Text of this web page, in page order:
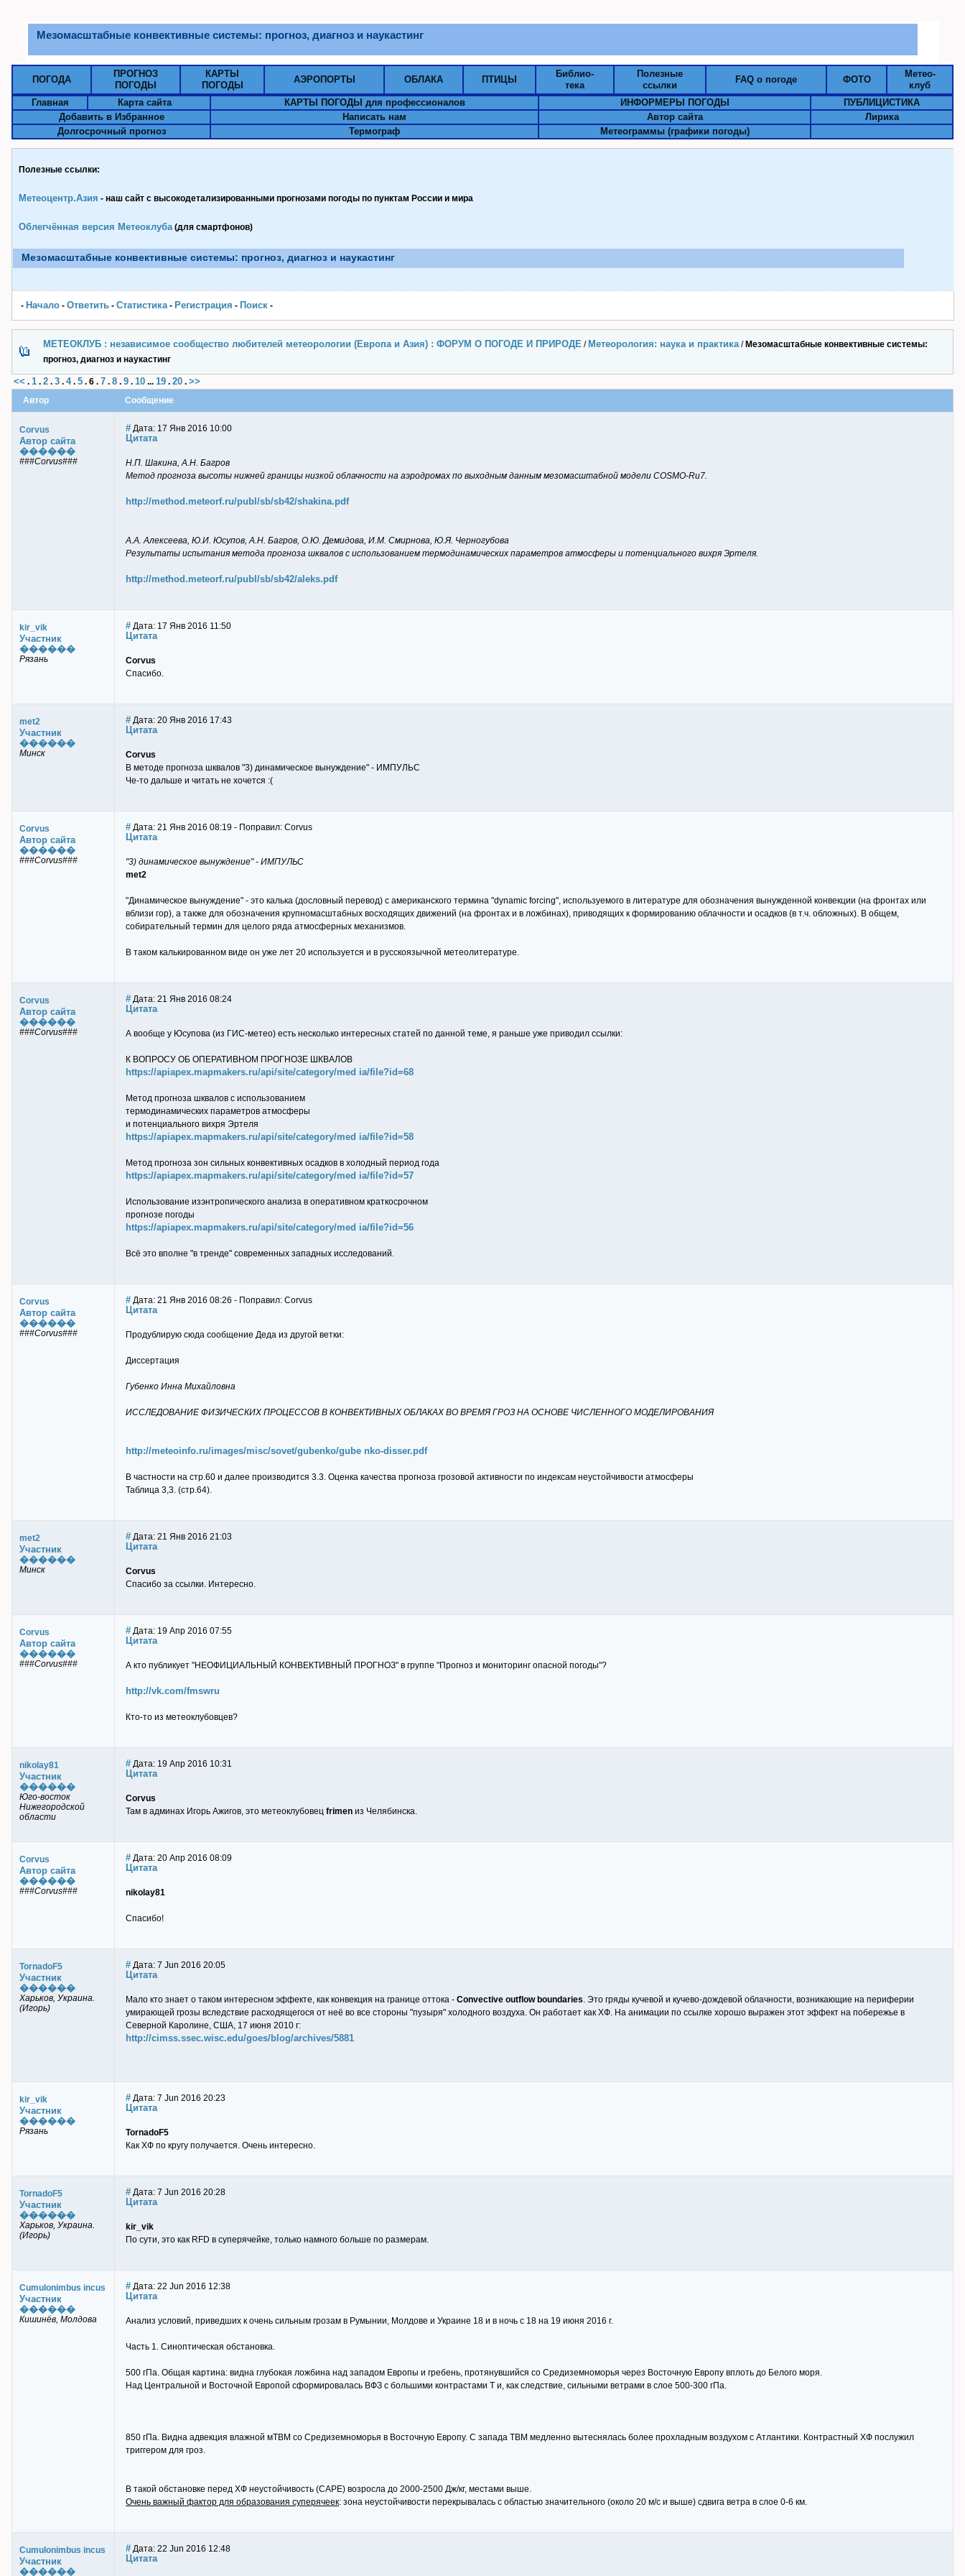
Мезомасштабные конвективные системы: прогноз, диагноз и наукастинг
ПОГОДА
ПРОГНОЗ
ПОГОДЫ
КАРТЫ
ПОГОДЫ
АЭРОПОРТЫ ОБЛАКА ПТИЦЫ
Библио-
тека
Полезные
ссылки
FAQ о погоде ФОТО
Метео-
клуб
Главная
Карта сайта КАРТЫ ПОГОДЫ для профессионалов ИНФОРМЕРЫ ПОГОДЫ
ПУБЛИЦИСТИКА
Добавить в Избранное
Написать нам Автор сайта
Лирика
Долгосрочный прогноз
Термограф Метеограммы (графики погоды)
Полезные ссылки:
Метеоцентр.Азия - наш сайт с высокодетализированными прогнозами погоды по пунктам Pоссии и мира
Облегчённая версия Метеоклуба(для смартфонов)
Мезомасштабные конвективные системы: прогноз, диагноз и наукастинг
- Начало - Ответить - Статистика- Pегистрация - Поиск -
МЕТЕОКЛУБ : независимое сообщество любителей метеорологии (Европа и Азия) : ФОРУМ О ПОГОДЕ И ПРИРОДЕ / Метеорология: наука и практика/ Мезомасштабные конвективные системы:
прогноз, диагноз и наукастинг
<< . 1 . 2 . 3 . 4. 5 . 6 . 7 . 8 . 9 . 10 ... 19 . 20 . >>
Автор Сообщение
Corvus
Автор сайта
������
###Corvus###
# Дата: 17 Янв 2016 10:00
Цитата
Н.П. Шакина, А.Н. Багров
Метод прогноза высоты нижней границы низкой облачности на аэродромах по выходным данным мезомасштабной модели COSMO-Ru7.
http://method.meteorf.ru/publ/sb/sb42/shakina.pdf
А.А. Алексеева, Ю.И. Юсупов, А.Н. Багров, О.Ю. Демидова, И.М. Смирнова, Ю.Я. Черногубова
Результаты испытания метода прогноза шквалов с использованием термодинамических параметров атмосферы и потенциального вихря Эртеля.
http://method.meteorf.ru/publ/sb/sb42/aleks.pdf
kir_vik
Участник
������
Рязань
# Дата: 17 Янв 2016 11:50
Цитата
Corvus
Спасибо.
met2
Участник
������
Минск
# Дата: 20 Янв 2016 17:43
Цитата
Corvus
В методе прогноза шквалов "3) динамическое вынуждение" - ИМПУЛЬС
Че-то дальше и читать не хочется :(
Corvus
Автор сайта
������
###Corvus###
# Дата: 21 Янв 2016 08:19 - Поправил: Corvus
Цитата
"3) динамическое вынуждение" - ИМПУЛЬС
met2
"Динамическое вынуждение" - это калька (дословный перевод) с американского термина "dynamic forcing", используемого в литературе для обозначения вынужденной конвекции (на фронтах или
вблизи гор), а также для обозначения крупномасштабных восходящих движений (на фронтах и в ложбинах), приводящих к формированию облачности и осадков (в т.ч. обложных). В общем,
собирательный термин для целого ряда атмосферных механизмов.
В таком калькированном виде он уже лет 20 используется и в русскоязычной метеолитературе.
Corvus
Автор сайта
������
###Corvus###
# Дата: 21 Янв 2016 08:24
Цитата
А вообще у Юсупова (из ГИС-метео) есть несколько интересных статей по данной теме, я раньше уже приводил ссылки:
К ВОПРОСУ ОБ ОПЕРАТИВНОМ ПРОГНОЗЕ ШКВАЛОВ
https://apiapex.mapmakers.ru/api/site/category/med ia/file?id=68
Метод прогноза шквалов с использованием
термодинамических параметров атмосферы
и потенциального вихря Эртеля
https://apiapex.mapmakers.ru/api/site/category/med ia/file?id=58
Метод прогноза зон сильных конвективных осадков в холодный период года
https://apiapex.mapmakers.ru/api/site/category/med ia/file?id=57
Использование изэнтропического анализа в оперативном краткосрочном
прогнозе погоды
https://apiapex.mapmakers.ru/api/site/category/med ia/file?id=56
Всё это вполне "в тренде" современных западных исследований.
Corvus
Автор сайта
������
###Corvus###
# Дата: 21 Янв 2016 08:26 - Поправил: Corvus
Цитата
Продублирую сюда сообщение Деда из другой ветки:
Диссертация
Губенко Инна Михайловна
ИССЛЕДОВАНИЕ ФИЗИЧЕСКИХ ПРОЦЕССОВ В КОНВЕКТИВНЫХ ОБЛАКАХ ВО ВРЕМЯ ГРОЗ НА ОСНОВЕ ЧИСЛЕННОГО МОДЕЛИРОВАНИЯ
http://meteoinfo.ru/images/misc/sovet/gubenko/gube nko-disser.pdf
В частности на стр.60 и далее производится 3.3. Оценка качества прогноза грозовой активности по индексам неустойчивости атмосферы
Таблица 3,3. (стр.64).
met2
Участник
������
Минск
# Дата: 21 Янв 2016 21:03
Цитата
Corvus
Спасибо за ссылки. Интересно.
Corvus
Автор сайта
������
###Corvus###
# Дата: 19 Апр 2016 07:55
Цитата
А кто публикует "НЕОФИЦИАЛЬНЫЙ КОНВЕКТИВНЫЙ ПРОГНОЗ" в группе "Прогноз и мониторинг опасной погоды"?
http://vk.com/fmswru
Кто-то из метеоклубовцев?
nikolay81
Участник
������
Юго-восток
Нижегородской
области
# Дата: 19 Апр 2016 10:31
Цитата
Corvus
Там в админах Игорь Ажигов, это метеоклубовец frimen из Челябинска.
Corvus
Автор сайта
������
###Corvus###
# Дата: 20 Апр 2016 08:09
Цитата
nikolay81
Спасибо!
TornadoF5
Участник
������
Харьков, Украина.
(Игорь)
# Дата: 7 Jun 2016 20:05
Цитата
Мало кто знает о таком интересном эффекте, как конвекция на границе оттока - Convective outflow boundaries. Это гряды кучевой и кучево-дождевой облачности, возникающие на периферии
умирающей грозы вследствие расходящегося от неё во все стороны "пузыря" холодного воздуха. Он работает как ХФ. На анимации по ссылке хорошо выражен этот эффект на побережье в
Северной Каролине, США, 17 июня 2010 г:
http://cimss.ssec.wisc.edu/goes/blog/archives/5881
kir_vik
Участник
������
Рязань
# Дата: 7 Jun 2016 20:23
Цитата
TornadoF5
Как ХФ по кругу получается. Очень интересно.
TornadoF5
Участник
������
Харьков, Украина.
(Игорь)
# Дата: 7 Jun 2016 20:28
Цитата
kir_vik
По сути, это как RFD в суперячейке, только намного больше по размерам.
Cumulonimbus incus
Участник
������
Кишинёв, Молдова
# Дата: 22 Jun 2016 12:38
Цитата
Анализ условий, приведших к очень сильным грозам в Румынии, Молдове и Украине 18 и в ночь с 18 на 19 июня 2016 г.
Часть 1. Синоптическая обстановка.
500 гПа. Общая картина: видна глубокая ложбина над западом Европы и гребень, протянувшийся со Средиземноморья через Восточную Европу вплоть до Белого моря.
Над Центральной и Восточной Европой сформировалась ВФЗ с большими контрастами Т и, как следствие, сильными ветрами в слое 500-300 гПа.
850 гПа. Видна адвекция влажной мТВМ со Средиземноморья в Восточную Европу. С запада ТВМ медленно вытеснялась более прохладным воздухом с Атлантики. Контрастный ХФ послужил
триггером для гроз.
В такой обстановке перед ХФ неустойчивость (САРЕ) возросла до 2000-2500 Дж/кг, местами выше.
Очень важный фактор для образования суперячеек: зона неустойчивости перекрывалась с областью значительного (около 20 м/с и выше) сдвига ветра в слое 0-6 км.
Cumulonimbus incus
Участник
������
# Дата: 22 Jun 2016 12:48
Цитата